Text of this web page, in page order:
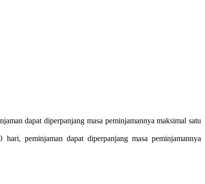
dapat diperpanjang masa peminjamannya maksimal satu
peminjaman dapat diperpanjang masa peminjamannya